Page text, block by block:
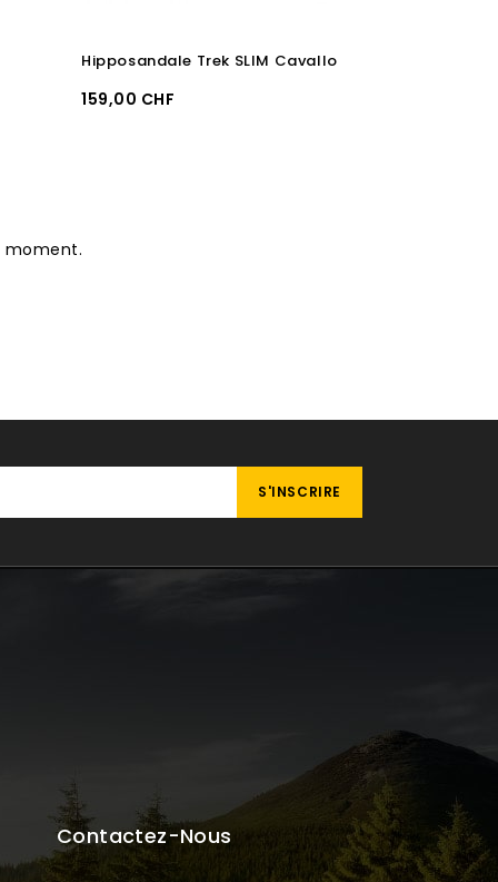
Hipposandale Trek SLIM Cavallo
Prix
159,00 CHF
moment.
Contactez-Nous